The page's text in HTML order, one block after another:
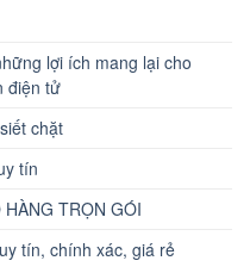
lợi ích mang lại cho
điện tử
chặt
tín
HÀNG TRỌN GÓI
tín, chính xác, giá rẻ